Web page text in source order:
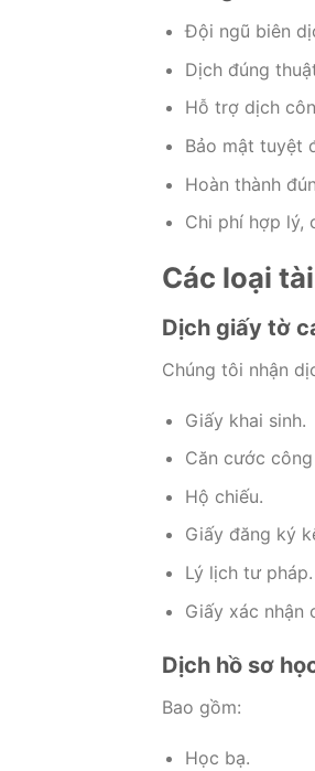
Đội ngũ biên
Dịch đúng
Hỗ trợ dịch
Bảo mật tuyệt
Hoàn thành
Chi phí hợp lý,
Các loại
Dịch giấy tờ
Chúng tôi nhận
Giấy khai sinh.
Căn cước
Hộ chiếu.
Giấy đăng ký
Lý lịch tư pháp.
Giấy xác nhận
Dịch hồ sơ
Bao gồm:
Học bạ.